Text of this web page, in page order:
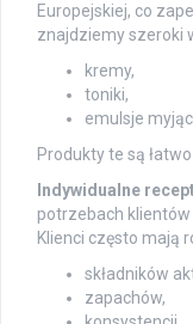
Europejskiej, co
znajdziemy szeroki
kremy,
toniki,
emulsje
Produkty te są
Indywidualne
potrzebach klientów
Klienci często mają
składników
zapachów,